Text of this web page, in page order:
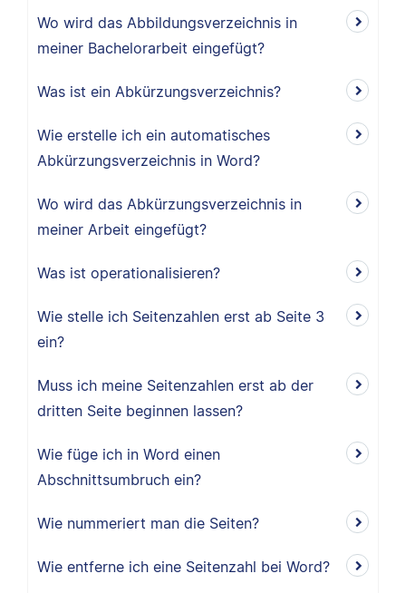
Wo wird das Abbildungsverzeichnis in
meiner Bachelorarbeit eingefügt?
Was ist ein Abkürzungsverzeichnis?
Wie erstelle ich ein automatisches
Abkürzungsverzeichnis in Word?
Wo wird das Abkürzungsverzeichnis in
meiner Arbeit eingefügt?
Was ist operationalisieren?
Wie stelle ich Seitenzahlen erst ab Seite 3
ein?
Muss ich meine Seitenzahlen erst ab der
dritten Seite beginnen lassen?
Wie füge ich in Word einen
Abschnittsumbruch ein?
Wie nummeriert man die Seiten?
Wie entferne ich eine Seitenzahl bei Word?